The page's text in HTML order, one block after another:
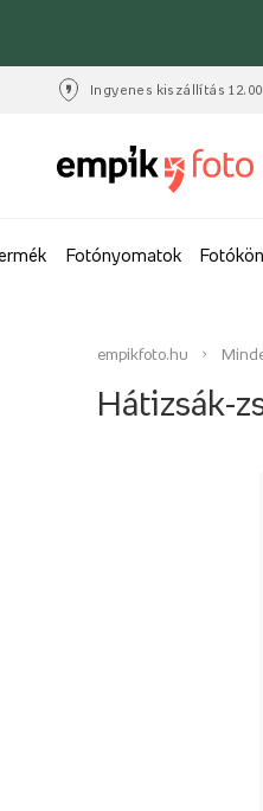
Ingyenes kiszállítás
Fotónyomatok
empikfoto.hu
Hátizsák-